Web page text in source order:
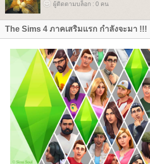
ผู้ติดตามบล็อก : 0 คน
The Sims 4 ภาคเสริมแรก กำลังจะมา !!!